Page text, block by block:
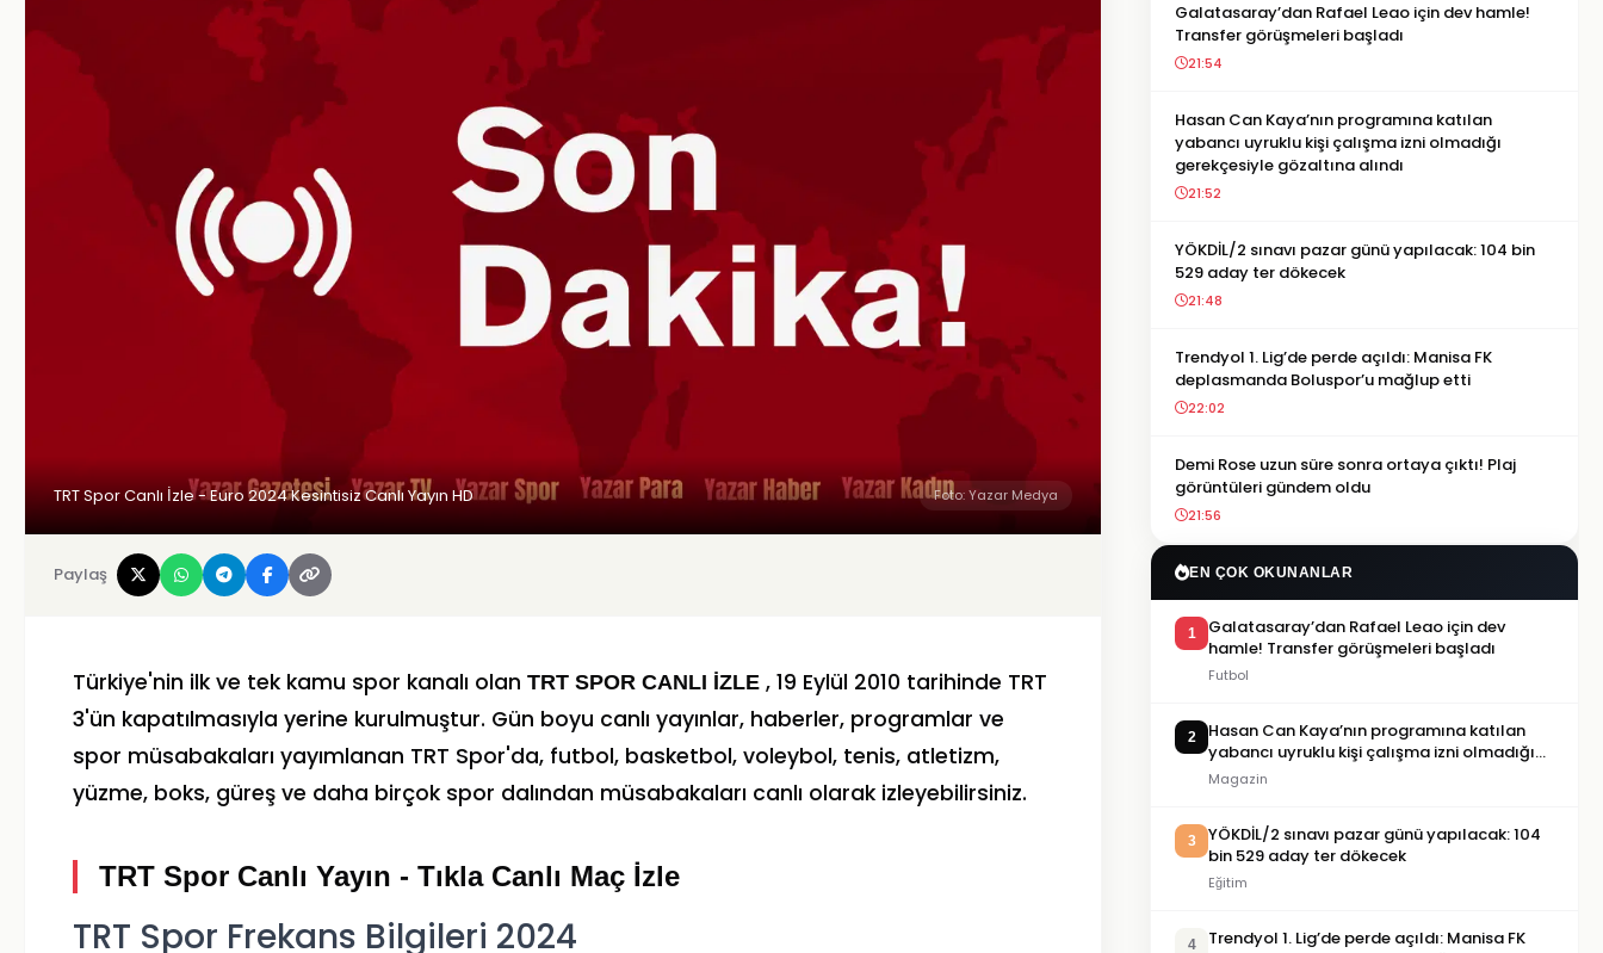
TRT Spor Canlı İzle - Euro 2024 Kesintisiz Canlı Yayın HD Foto: Yazar Medya
Paylaş
Türkiye'nin ilk ve tek kamu spor kanalı olan TRT SPOR CANLI İZLE , 19 Eylül 2010 tarihinde TRT
3'ün kapatılmasıyla yerine kurulmuştur. Gün boyu canlı yayınlar, haberler, programlar ve
spor müsabakaları yayımlanan TRT Spor'da, futbol, basketbol, voleybol, tenis, atletizm,
yüzme, boks, güreş ve daha birçok spor dalından müsabakaları canlı olarak izleyebilirsiniz.
TRT Spor Canlı Yayın - Tıkla Canlı Maç İzle
TRT Spor Frekans Bilgileri 2024
Galatasaray’dan Rafael Leao için dev hamle!
Transfer görüşmeleri başladı
21:54
Hasan Can Kaya’nın programına katılan
yabancı uyruklu kişi çalışma izni olmadığı
gerekçesiyle gözaltına alındı
21:52
YÖKDİL/2 sınavı pazar günü yapılacak: 104 bin
529 aday ter dökecek
21:48
Trendyol 1. Lig’de perde açıldı: Manisa FK
deplasmanda Boluspor’u mağlup etti
22:02
Demi Rose uzun süre sonra ortaya çıktı! Plaj
görüntüleri gündem oldu
21:56
EN ÇOK OKUNANLAR
1
Galatasaray’dan Rafael Leao için dev
hamle! Transfer görüşmeleri başladı
Futbol
2
Hasan Can Kaya’nın programına katılan
yabancı uyruklu kişi çalışma izni olmadığı
gerekçesiyle gözaltına alındı
Magazin
3
YÖKDİL/2 sınavı pazar günü yapılacak: 104
bin 529 aday ter dökecek
Eğitim
4
Trendyol 1. Lig’de perde açıldı: Manisa FK